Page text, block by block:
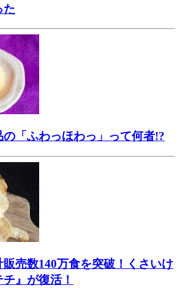
た
の「ふわっほわっ」って何者!?
販売数140万食を突破！くさいけ
』が復活！